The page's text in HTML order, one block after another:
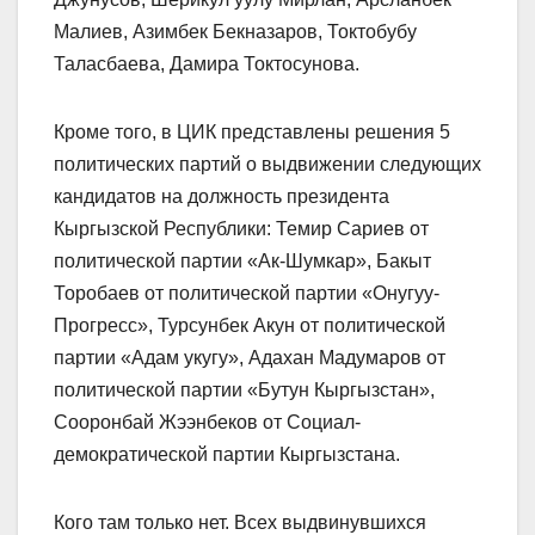
Малиев, Азимбек Бекназаров, Токтобубу
Таласбаева, Дамира Токтосунова.
Кроме того, в ЦИК представлены решения 5
политических партий о выдвижении следующих
кандидатов на должность президента
Кыргызской Республики: Темир Сариев от
политической партии «Ак-Шумкар», Бакыт
Торобаев от политической партии «Онугуу-
Прогресс», Турсунбек Акун от политической
партии «Адам укугу», Адахан Мадумаров от
политической партии «Бутун Кыргызстан»,
Сооронбай Жээнбеков от Социал-
демократической партии Кыргызстана.
Кого там только нет. Всех выдвинувшихся